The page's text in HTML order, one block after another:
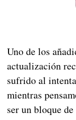
Uno de los
actualización
sufrido al
mientras
ser un bloque